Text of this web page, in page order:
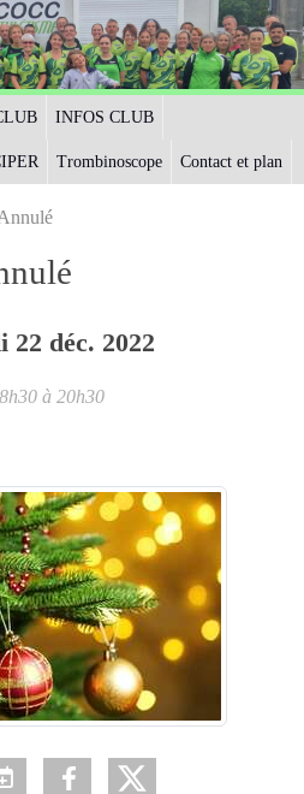
INFOS CLUB
Trombinoscope Contact et plan
22 déc. 2022
à 20h30